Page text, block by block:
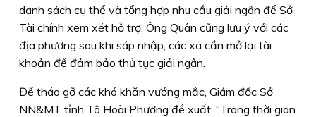
danh sách cụ thể và tổng hợp nhu cầu giải ngân để Sở
Tài chính xem xét hỗ trợ. Ông Quân cũng lưu ý với các
địa phương sau khi sáp nhập, các xã cần mở lại tài
khoản để đảm bảo thủ tục giải ngân.
Để tháo gỡ các khó khăn vướng mắc, Giám đốc Sở
NN&MT tỉnh Tô Hoài Phương đề xuất: “Trong thời gian